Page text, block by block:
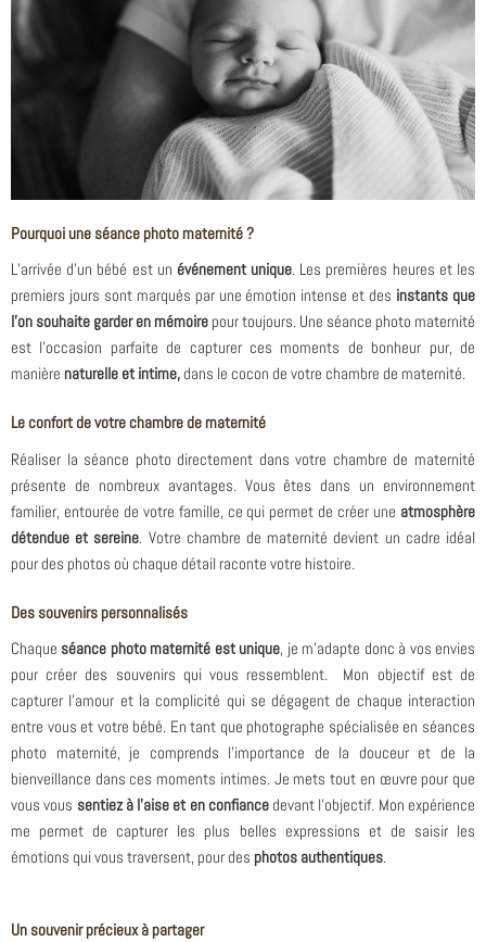
Pourquoi une séance photo maternité ?
L’arrivée d’un bébé est un événement unique. Les premières heures et les
premiers jours sont marqués par une émotion intense et des instants que
l’on souhaite garder en mémoire pour toujours. Une séance photo maternité
est l’occasion parfaite de capturer ces moments de bonheur pur, de
manière naturelle et intime, dans le cocon de votre chambre de maternité.
Le confort de votre chambre de maternité
Réaliser la séance photo directement dans votre chambre de maternité
présente de nombreux avantages. Vous êtes dans un environnement
familier, entourée de votre famille, ce qui permet de créer une atmosphère
détendue et sereine. Votre chambre de maternité devient un cadre idéal
pour des photos où chaque détail raconte votre histoire.
Des souvenirs personnalisés
Chaque séance photo maternité est unique, je m’adapte donc à vos envies
pour créer des souvenirs qui vous ressemblent. Mon objectif est de
capturer l’amour et la complicité qui se dégagent de chaque interaction
entre vous et votre bébé. En tant que photographe spécialisée en séances
photo maternité, je comprends l’importance de la douceur et de la
bienveillance dans ces moments intimes. Je mets tout en œuvre pour que
vous vous sentiez à l’aise et en confiancedevant l’objectif. Mon expérience
me permet de capturer les plus belles expressions et de saisir les
émotions qui vous traversent, pour des photos authentiques.
Un souvenir précieux à partager